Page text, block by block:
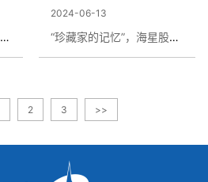
拓新绘蓝图，蜕变展新姿 | 2024年上半年度科级人员述职评价会圆满完成
2024-06-13
“珍藏家的记忆”，海星股份第五届档案日活动温情举办
2 3 >>